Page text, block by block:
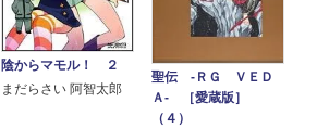
陰からマモル！ ２
まだらさい 阿智太郎
聖伝 ‐ＲＧ ＶＥＤ
Ａ‐ ［愛蔵版］
（４）